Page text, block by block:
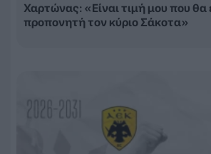
Χαρτώνας: «Είναι τιμή μου που θα
προπονητή τον κύριο Σάκοτα»